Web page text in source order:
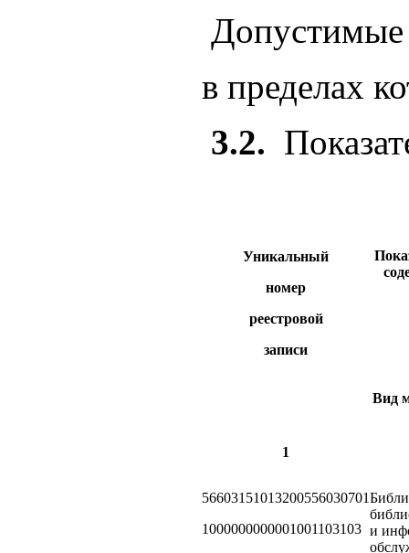
Допустимые
в пределах
3.2.
Уникальный
номер
реестровой
записи
Вид
1
56603151013200556030701
1000000000001001103103 и